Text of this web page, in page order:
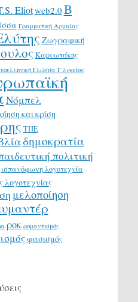
Eliotweb2.0 Β
Γραμματική Αρχαίας
Ζωγραφική
Καρυωτάκης
Γλώσσα Γ λυκείου
Νόμπελ
και κρίση
ΤΠΕ
δημοκρατία
πολιτική
ισπανόφωνη λογοτεχνία
λογοτεχνίας
μελοποίηση
ροκ ρομαντισμός
φασισμός